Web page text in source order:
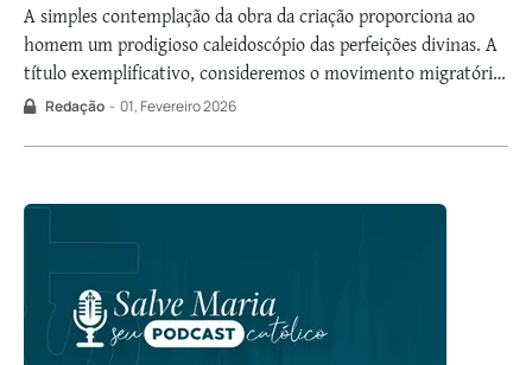
A simples contemplação da obra da criação proporciona ao
homem um prodigioso caleidoscópio das perfeições divinas. A
título exemplificativo, consideremos o movimento migratório
dos gansos-canadenses. Quem não se terá maravilhado com a
Redação - 01, Fevereiro 2026